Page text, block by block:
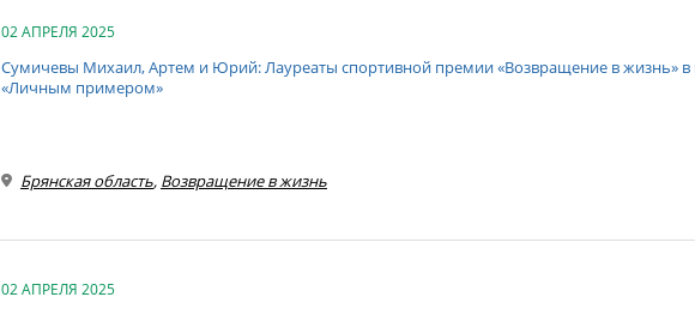
02 АПРЕЛЯ 2025
Сумичевы Михаил, Артем и Юрий: Лауреаты спортивной премии «Возвращение в жизнь»
«Личным примером»
Брянская область, Возвращение в жизнь
02 АПРЕЛЯ 2025